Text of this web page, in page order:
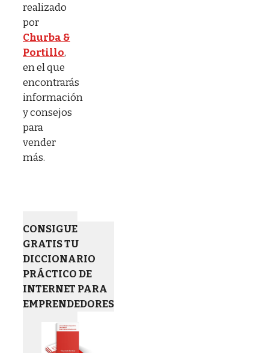
realizado
por
Churba &
Portillo,
en el que
encontrarás
información
y consejos
para
vender
más.
CONSIGUE
GRATIS TU
DICCIONARIO
PRÁCTICO DE
INTERNET PARA
EMPRENDEDORES